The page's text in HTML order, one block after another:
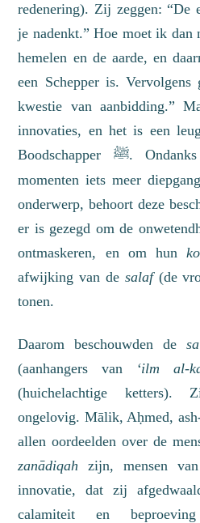
redenering). Zij zeggen: “De
je nadenkt.” Hoe moet ik dan
hemelen en de aarde, en
een Schepper is.
kwestie van aanbidding.”
innovaties, en het is een
Boodschapper
ﷺ.
momenten iets meer
onderwerp, behoort deze
er is gezegd om de
ontmaskeren, en om hun
afwijking van de salaf(de
tonen.
Daarom beschouwden de
(aanhangers van ‘ilm al-
(huichelachtige ketters).
ongelovig. Mālik, Aḥmed,
allen oordeelden over de
zanādiqah zijn,mensen
innovatie, dat zij
calamiteit en beproeving